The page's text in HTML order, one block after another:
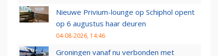
Nieuwe Privium-lounge op Schiphol opent
op 6 augustus haar deuren
04-08-2026, 14:46
Groningen vanaf nu verbonden met